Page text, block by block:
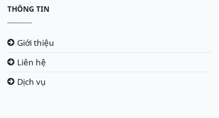
THÔNG TIN
Giới thiệu
Liên hệ
Dịch vụ